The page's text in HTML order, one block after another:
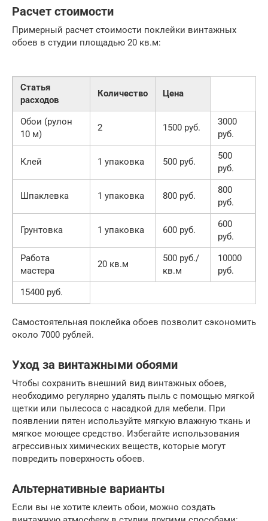
Расчет стоимости
Примерный расчет стоимости поклейки винтажных
обоев в студии площадью 20 кв.м:
Статья
расходов
Количество Цена
Обои (рулон
10 м)
2 1500 руб.
3000
руб.
Клей 1 упаковка 500 руб.
500
руб.
Шпаклевка 1 упаковка 800 руб.
800
руб.
Грунтовка 1 упаковка 600 руб.
600
руб.
Работа
мастера
20 кв.м
500 руб./
кв.м
10000
руб.
15400 руб.
Самостоятельная поклейка обоев позволит сэкономить
около 7000 рублей.
Уход за винтажными обоями
Чтобы сохранить внешний вид винтажных обоев,
необходимо регулярно удалять пыль с помощью мягкой
щетки или пылесоса с насадкой для мебели. При
появлении пятен используйте мягкую влажную ткань и
мягкое моющее средство. Избегайте использования
агрессивных химических веществ, которые могут
повредить поверхность обоев.
Альтернативные варианты
Если вы не хотите клеить обои, можно создать